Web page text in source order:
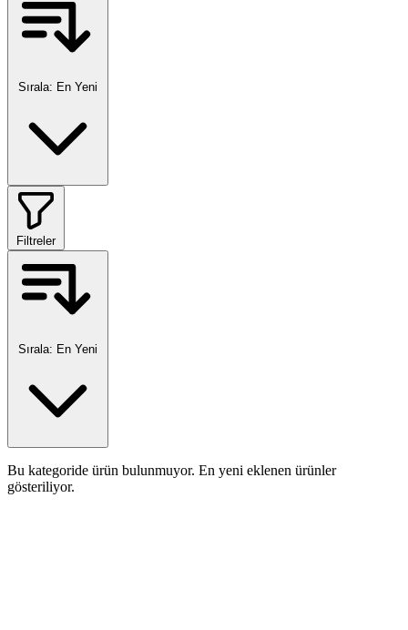
Sırala: En Yeni
Filtreler
Sırala: En Yeni
Bu kategoride ürün bulunmuyor. En yeni eklenen ürünler
gösteriliyor.